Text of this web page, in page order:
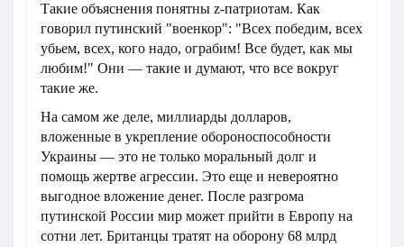
Такие объяснения понятны z-патриотам. Как
говорил путинский "военкор": "Всех победим, всех
убьем, всех, кого надо, ограбим! Все будет, как мы
любим!" Они — такие и думают, что все вокруг
такие же.
На самом же деле, миллиарды долларов,
вложенные в укрепление обороноспособности
Украины — это не только моральный долг и
помощь жертве агрессии. Это еще и невероятно
выгодное вложение денег. После разгрома
путинской России мир может прийти в Европу на
сотни лет. Британцы тратят на оборону 68 млрд